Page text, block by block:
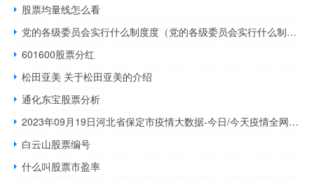
股票均量线怎么看
党的各级委员会实行什么制度度（党的各级委员会实行什么制度）
601600股票分红
松田亚美 关于松田亚美的介绍
通化东宝股票分析
2023年09月19日河北省保定市疫情大数据-今日/今天疫情全网搜索最新实时消息动态情况通知播报
白云山股票编号
什么叫股票市盈率